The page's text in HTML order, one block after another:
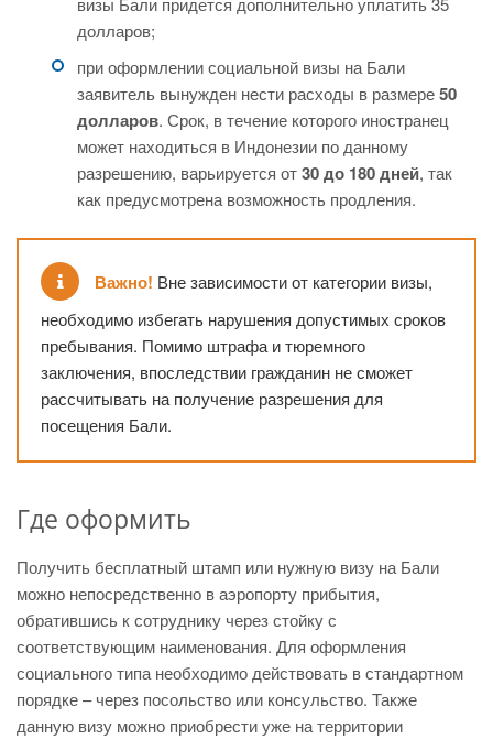
долларов;
при оформлении социальной визы на Бали
заявитель вынужден нести расходы в размере50
долларов. Срок, в течение которого иностранец
может находиться в Индонезии по данному
разрешению, варьируется от30 до 180 дней, так
как предусмотрена возможность продления.
Важно! Вне зависимости от категории визы,
необходимо избегать нарушения допустимых сроков
пребывания. Помимо штрафа и тюремного
заключения, впоследствии гражданин не сможет
рассчитывать на получение разрешения для
посещения Бали.
Где оформить
Получить бесплатный штамп или нужную визу на Бали
можно непосредственно в аэропорту прибытия,
обратившись к сотруднику через стойку с
соответствующим наименования. Для оформления
социального типа необходимо действовать в стандартном
порядке – через посольство или консульство. Также
данную визу можно приобрести уже на территории